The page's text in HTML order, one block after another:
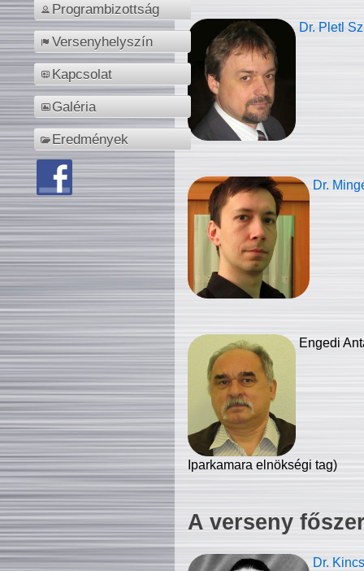
Programbizottság
Versenyhelyszín
Kapcsolat
Galéria
Eredmények
Dr. Pletl
Dr.
Engedi
Iparkamara elnökségi tag)
A verseny
Dr.